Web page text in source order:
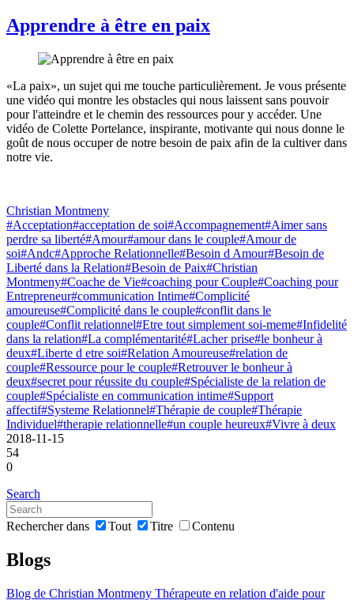
Apprendre à être en paix
«La paix», un sujet qui me touche particulièrement. Je vous présente
une vidéo qui montre les obstacles qui nous laissent sans pouvoir
pour l'atteindre et le chemin des ressources pour y accéder. Une
vidéo de Colette Portelance, inspirante, motivante qui nous donne le
goût de nous occuper de notre besoin de paix afin de la cultiver dans
notre vie.
Christian Montmeny
#Acceptation#acceptation de soi#Accompagnement#Aimer sans
perdre sa liberté#Amour#amour dans le couple#Amour de
soi#Andc#Approche Relationnelle#Besoin d Amour#Besoin de
Liberté dans la Relation#Besoin de Paix#Christian
Montmeny#Coache de Vie#coaching pour Couple#Coaching pour
Entrepreneur#communication Intime#Complicité
amoureuse#Complicité dans le couple#conflit dans le
couple#Conflit relationnel#Etre tout simplement soi-meme#Infidelité
dans la relation#La complémentarité#Lacher prise#le bonheur à
deux#Liberte d etre soi#Relation Amoureuse#relation de
couple#Ressource pour le couple#Retrouver le bonheur à
deux#secret pour réussite du couple#Spécialiste de la relation de
couple#Spécialiste en communication intime#Support
affectif#Systeme Relationnel#Thérapie de couple#Thérapie
Individuel#therapie relationnelle#un couple heureux#Vivre à deux
2018-11-15
54
0
Search
Rechercher dans Tout Titre Contenu
Blogs
Blog de Christian Montmeny Thérapeute en relation d'aide pour